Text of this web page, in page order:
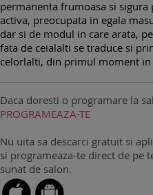
permanenta frumoasa si
activa, preocupata in egala
dar si de modul in care arata,
fata de ceialalti se traduce si
celorlalti, din primul moment in
Daca doresti o programare la
PROGRAMEAZA-TE
Nu uita sa descarci gratuit si
si programeaza-te direct de pe
sunat de salon.